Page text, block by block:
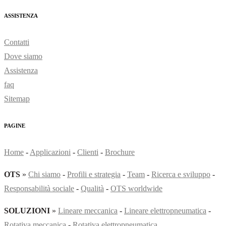
ASSISTENZA
Contatti
Dove siamo
Assistenza
faq
Sitemap
PAGINE
Home - Applicazioni - Clienti - Brochure
OTS » Chi siamo - Profili e strategia - Team - Ricerca e sviluppo -
Responsabilità sociale - Qualità - OTS worldwide
SOLUZIONI » Lineare meccanica - Lineare elettropneumatica -